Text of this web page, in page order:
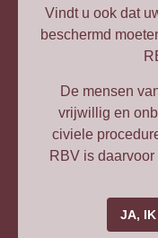
Vindt u ook dat
beschermd
De mensen
vrijwillig en
civiele
RBV is
JA, IK